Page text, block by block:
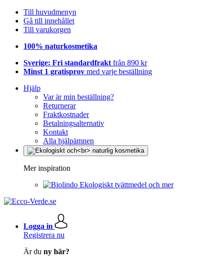
Till huvudmenyn
Gå till innehållet
Till varukorgen
100% naturkosmetika
Sverige: Fri standardfrakt från 890 kr
Minst 1 gratisprov med varje beställning
Hjälp
Var är min beställning?
Returnerar
Fraktkostnader
Betalningsalternativ
Kontakt
Alla hjälpämnen
Mer inspiration
Ekologiskt tvättmedel och mer
Logga in
Registrera nu
Är du ny här?